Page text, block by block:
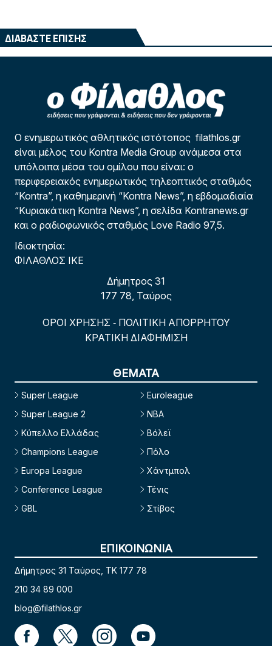
ΔΙΑΒΑΣΤΕ ΕΠΙΣΗΣ
Ο ενημερωτικός αθλητικός ιστότοπος filathlos.gr
είναι μέλος του Kontra Media Group ανάμεσα στα
υπόλοιπα μέσα του ομίλου που είναι: ο
περιφερειακός ενημερωτικός τηλεοπτικός σταθμός
“Kontra”, η καθημερινή “Kontra News”, η εβδομαδιαία
“Κυριακάτικη Kontra News”, η σελίδα Kontranews.gr
και ο ραδιοφωνικός σταθμός Love Radio 97,5.
Ιδιοκτησία:
ΦΙΛΑΘΛΟΣ ΙΚΕ
Δήμητρος 31
177 78, Ταύρος
ΟΡΟΙ ΧΡΗΣΗΣ - ΠΟΛΙΤΙΚΗ ΑΠΟΡΡΗΤΟΥ
ΚΡΑΤΙΚΗ ΔΙΑΦΗΜΙΣΗ
ΘΕΜΑΤΑ
Super League
Super League 2
Κύπελλο Ελλάδας
Champions League
Europa League
Conference League
GBL
Euroleague
NBA
Βόλεϊ
Πόλο
Χάντμπολ
Τένις
Στίβος
ΕΠΙΚΟΙΝΩΝΙΑ
Δήμητρος 31 Ταύρος, TK 177 78
210 34 89 000
blog@filathlos.gr